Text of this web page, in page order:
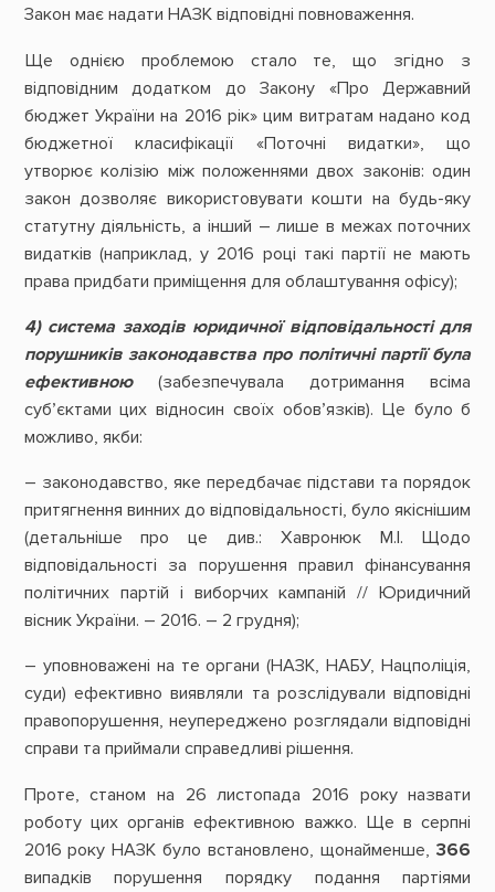
Закон має надати НАЗК відповідні повноваження.
Ще однією проблемою стало те, що згідно з
відповідним додатком до Закону «Про Державний
бюджет України на 2016 рік» цим витратам надано код
бюджетної класифікації «Поточні видатки», що
утворює колізію між положеннями двох законів: один
закон дозволяє використовувати кошти на будь-яку
статутну діяльність, а інший – лише в межах поточних
видатків (наприклад, у 2016 році такі партії не мають
права придбати приміщення для облаштування офісу);
4) система заходів юридичної відповідальності для
порушників законодавства про політичні партії була
ефективною(забезпечувала дотримання всіма
суб’єктами цих відносин своїх обов’язків). Це було б
можливо, якби:
– законодавство, яке передбачає підстави та порядок
притягнення винних до відповідальності, було якіснішим
(детальніше про це див.: Хавронюк М.І. Щодо
відповідальності за порушення правил фінансування
політичних партій і виборчих кампаній // Юридичний
вісник України. – 2016. – 2 грудня);
– уповноважені на те органи (НАЗК, НАБУ, Нацполіція,
суди) ефективно виявляли та розслідували відповідні
правопорушення, неупереджено розглядали відповідні
справи та приймали справедливі рішення.
Проте, станом на 26 листопада 2016 року назвати
роботу цих органів ефективною важко. Ще в серпні
2016 року НАЗК було встановлено, щонайменше, 366
випадків порушення порядку подання партіями